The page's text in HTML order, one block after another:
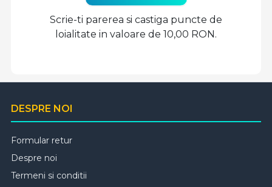
Scrie-ti parerea si castiga puncte de
loialitate in valoare de 10,00 RON.
DESPRE NOI
Formular retur
Despre noi
Termeni si conditii